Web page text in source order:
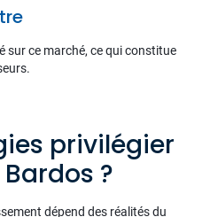
sur ce marché, ce qui constitue
privilégier
?
dépend des réalités du